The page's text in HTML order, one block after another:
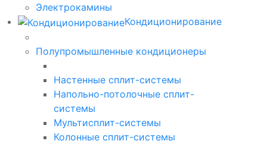
Электрокамины
Кондиционирование
Полупромышленные кондиционеры
Настенные сплит-системы
Напольно-потолочные сплит-
системы
Мультисплит-системы
Колонные сплит-системы